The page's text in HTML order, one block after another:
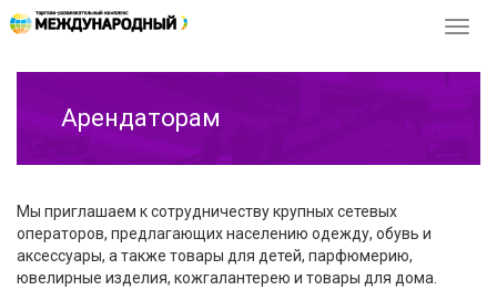
Арендаторам
Мы приглашаем к сотрудничеству крупных сетевых
операторов, предлагающих населению одежду, обувь и
аксессуары, а также товары для детей, парфюмерию,
ювелирные изделия, кожгалантерею и товары для дома.